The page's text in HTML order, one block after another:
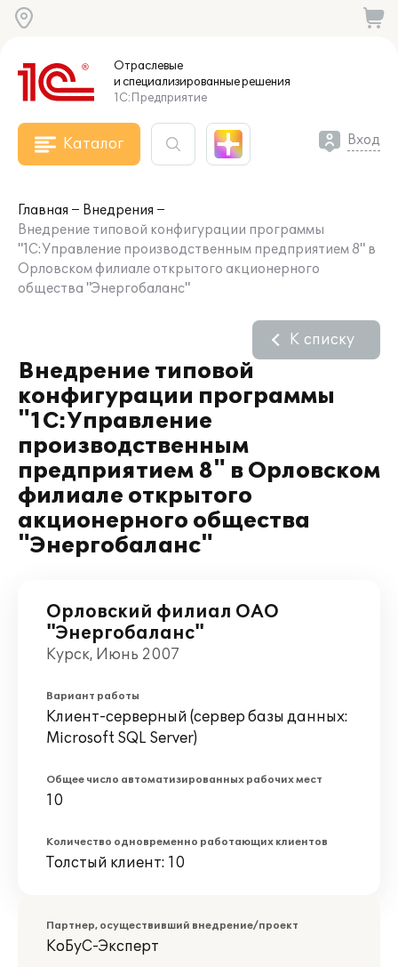
Отраслевые
и специализированныерешения
1С:Предприятие
Каталог Вход
Главная
Внедрения
Внедрение типовой конфигурации программы
"1С:Управление производственным предприятием 8" в
Орловском филиале открытого акционерного
общества "Энергобаланс"
Внедрение типовой
конфигурации программы
"1С:Управление
производственным
предприятием 8" в Орловском
филиале открытого
акционерного общества
"Энергобаланс"
К списку
Орловский филиал ОАО
"Энергобаланс"
Курск, Июнь 2007
Вариант работы
Клиент-серверный (сервер базы данных:
Microsoft SQL Server)
Общее число автоматизированных рабочих мест
10
Количество одновременно работающих клиентов
Толстый клиент: 10
Партнер, осуществивший внедрение/проект
КоБуС-Эксперт